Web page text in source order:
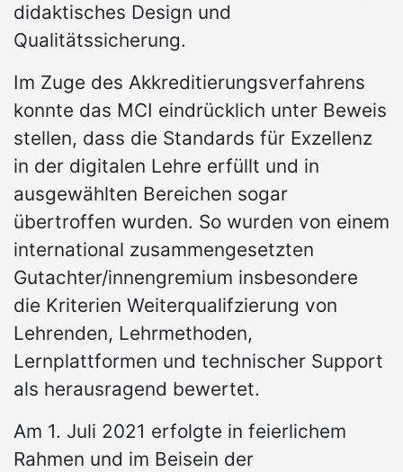
didaktisches Design und
Qualitätssicherung.
Im Zuge des Akkreditierungsverfahrens
konnte das MCI eindrücklich unter Beweis
stellen, dass die Standards für Exzellenz
in der digitalen Lehre erfüllt und in
ausgewählten Bereichen sogar
übertroffen wurden. So wurden von einem
international zusammengesetzten
Gutachter/innengremium insbesondere
die Kriterien Weiterqualifzierung von
Lehrenden, Lehrmethoden,
Lernplattformen und technischer Support
als herausragend bewertet.
Am 1. Juli 2021 erfolgte in feierlichem
Rahmen und im Beisein der